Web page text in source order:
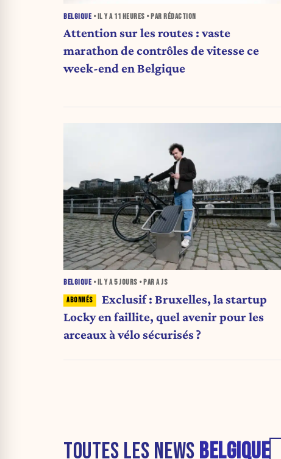
BELGIQUE • IL Y A 11 HEURES • PAR RÉDACTION
Attention sur les routes : vaste
marathon de contrôles de vitesse ce
week-end en Belgique
BELGIQUE • IL Y A5 JOURS • PAR A JS
Exclusif : Bruxelles, la startup
Locky en faillite, quel avenir pour les
arceaux à vélo sécurisés ?
TOUTES LES NEWS BELGIQUE